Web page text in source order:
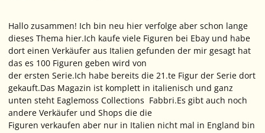
Hallo zusammen! Ich bin neu hier verfolge aber schon lange
dieses Thema hier.Ich kaufe viele Figuren bei Ebay und habe
dort einen Verkäufer aus Italien gefunden der mir gesagt hat
das es 100 Figuren geben wird von
der ersten Serie.Ich habe bereits die 21.te Figur der Serie dort
gekauft.Das Magazin ist komplett in italienisch und ganz
unten steht Eaglemoss Collections Fabbri.Es gibt auch noch
andere Verkäufer und Shops die die
Figuren verkaufen aber nur in Italien nicht mal in England bin